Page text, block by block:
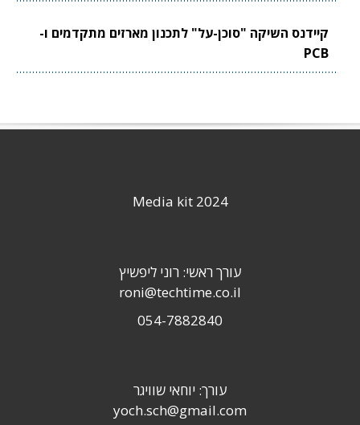
קיידנס השיקה "סוכן-על" לתכנון מארזים מתקדמים ו-
PCB
Media kit 2024
עורך ראשי: רוני ליפשיץ
roni@techtime.co.il
054-7882840
עורך: יוחאי שוויגר
yoch.sch@gmail.com